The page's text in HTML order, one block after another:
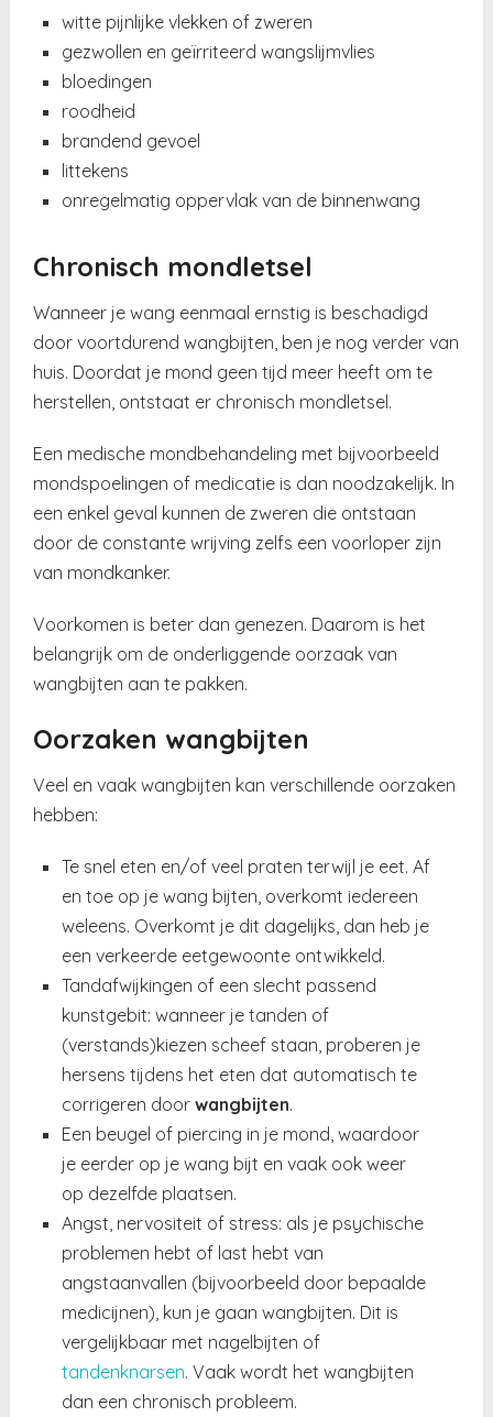
witte pijnlijke vlekken of zweren
gezwollen en geïrriteerd wangslijmvlies
bloedingen
roodheid
brandend gevoel
littekens
onregelmatig oppervlak van de binnenwang
Chronisch mondletsel
Wanneer je wang eenmaal ernstig is beschadigd
door voortdurend wangbijten, ben je nog verder van
huis. Doordat je mond geen tijd meer heeft om te
herstellen, ontstaat er chronisch mondletsel.
Een medische mondbehandeling met bijvoorbeeld
mondspoelingen of medicatie is dan noodzakelijk. In
een enkel geval kunnen de zweren die ontstaan
door de constante wrijving zelfs een voorloper zijn
van mondkanker.
Voorkomen is beter dan genezen. Daarom is het
belangrijk om de onderliggende oorzaak van
wangbijten aan te pakken.
Oorzaken wangbijten
Veel en vaak wangbijten kan verschillende oorzaken
hebben:
Te snel eten en/of veel praten terwijl je eet. Af
en toe op je wang bijten, overkomt iedereen
weleens. Overkomt je dit dagelijks, dan heb je
een verkeerde eetgewoonte ontwikkeld.
Tandafwijkingen of een slecht passend
kunstgebit: wanneer je tanden of
(verstands)kiezen scheef staan, proberen je
hersens tijdens het eten dat automatisch te
corrigeren door wangbijten.
Een beugel of piercing in je mond, waardoor
je eerder op je wang bijt en vaak ook weer
op dezelfde plaatsen.
Angst, nervositeit of stress: als je psychische
problemen hebt of last hebt van
angstaanvallen (bijvoorbeeld door bepaalde
medicijnen), kun je gaan wangbijten. Dit is
vergelijkbaar met nagelbijten of
tandenknarsen. Vaak wordt het wangbijten
dan een chronisch probleem.